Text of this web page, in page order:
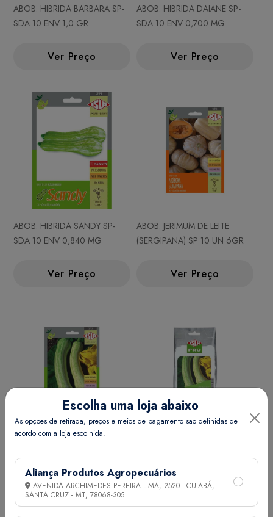
ABOB. HIBRIDA BARBARA SP-
SDA 10 ENV 1,0 GR
Ver Preço
ABOB. HIBRIDA DAIANE SP-
SDA 10 ENV 0,700 MG
Ver Preço
ABOB. HIBRIDA SANDY SP-
SDA 10 ENV 0,840 MG
Ver Preço
ABOB. JERIMUM DE LEITE
(SERGIPANA) SP 10 UN 6GR
Ver Preço
PRECOCE MT 20 ENV. 3 GR
Ver Preço
PRECOCE P1E ALUM 100 GR
Ver Preço
Escolha uma loja abaixo
As opções de retirada, preços e meios de pagamento são definidas de
acordo com a loja escolhida.
Aliança Produtos Agropecuários
AVENIDA ARCHIMEDES PEREIRA LIMA, 2520 - CUIABÁ,
SANTA CRUZ - MT, 78068-305